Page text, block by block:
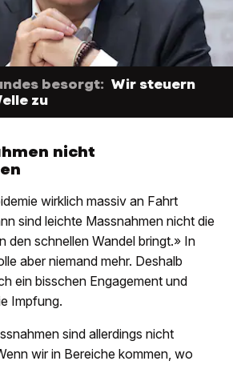
besorgt: Wir steuern
zu
nicht
wirklich massiv an Fahrt
sind leichte Massnahmen nicht die
den schnellen Wandel bringt.» In
aber niemand mehr. Deshalb
ein bisschen Engagement und
Impfung.
sind allerdings nicht
wir in Bereiche kommen, wo